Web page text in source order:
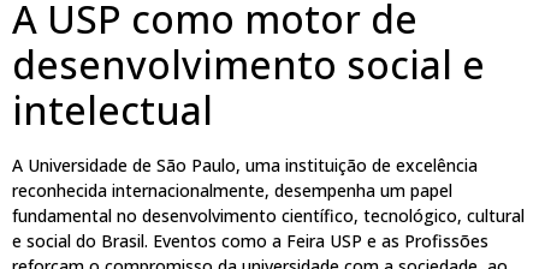
A USP como motor de
desenvolvimento social e
intelectual
A Universidade de São Paulo, uma instituição de excelência
reconhecida internacionalmente, desempenha um papel
fundamental no desenvolvimento científico, tecnológico, cultural
e social do Brasil. Eventos como a Feira USP e as Profissões